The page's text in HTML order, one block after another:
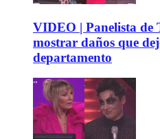
VIDEO | Panelista de
mostrar daños que
departamento